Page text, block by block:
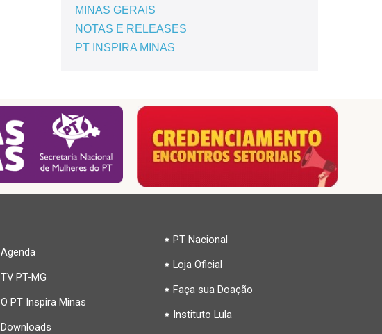
MINAS GERAIS
NOTAS E RELEASES
PT INSPIRA MINAS
Agenda
TV PT-MG
O PT Inspira Minas
Downloads
PT Nacional
Loja Oficial
Faça sua Doação
Instituto Lula